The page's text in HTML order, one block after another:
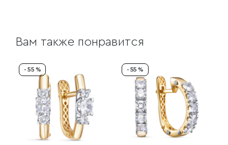
Вам также понравится
- 55 % - 55 %